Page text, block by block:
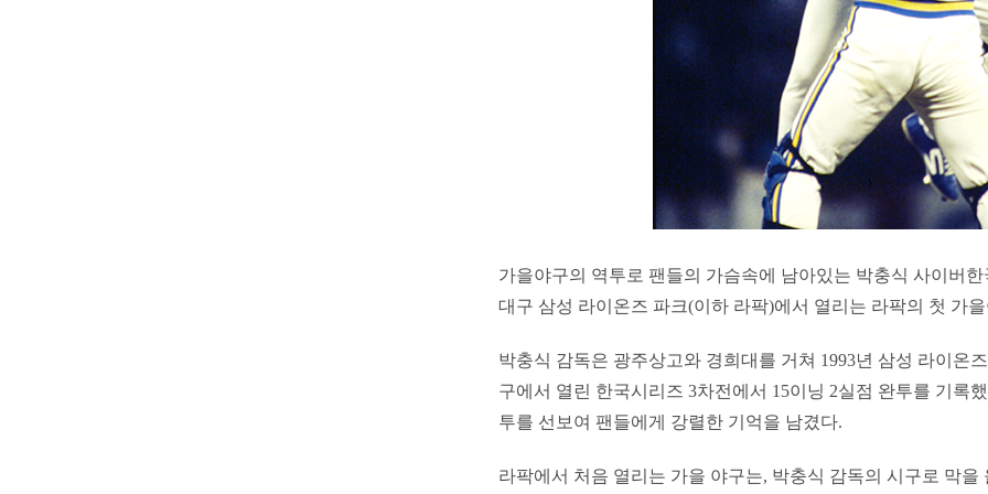
가을야구의 역투로 팬들의 가슴속에 남아있는 박충식 사이버
대구 삼성 라이온즈 파크(이하 라팍)에서 열리는 라팍의 첫 가
박충식 감독은 광주상고와 경희대를 거쳐 1993년 삼성 라이온
구에서 열린 한국시리즈 3차전에서 15이닝 2실점 완투를 기록
투를 선보여 팬들에게 강렬한 기억을 남겼다.
라팍에서 처음 열리는 가을 야구는, 박충식 감독의 시구로 막을